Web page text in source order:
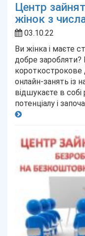
Центр
жінок з
03.10.22
Ви жінка і маєте
добре
короткострокове
онлайн-занять із
відшукаєте в собі
потенціалу і